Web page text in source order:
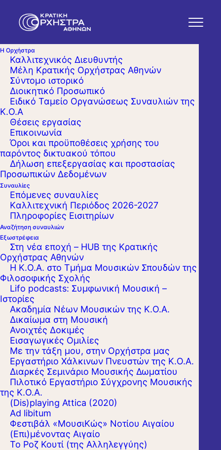
Η Ορχήστρα
Καλλιτεχνικός Διευθυντής
Μέλη Κρατικής Ορχήστρας Αθηνών
Σύντομο ιστορικό
Διοικητικό Προσωπικό
Ειδικό Ταμείο Οργανώσεως Συναυλιών της
Κ.Ο.Α
Θέσεις εργασίας
Επικοινωνία
Όροι και προϋποθέσεις χρήσης του
παρόντος δικτυακού τόπου
Δήλωση επεξεργασίας και προστασίας
Προσωπικών Δεδομένων
Συναυλίες
Επόμενες συναυλίες
Kαλλιτεχνική Περιόδος 2026-2027
Πληροφορίες Εισιτηρίων
Αναζήτηση συναυλιών
Εξωστρέφεια
Στη νέα εποχή – HUB της Κρατικής
Ορχήστρας Αθηνών
Η Κ.Ο.Α. στο Τμήμα Μουσικών Σπουδών της
Φιλοσοφικής Σχολής
Lifo podcasts: Συμφωνική Μουσική –
Ιστορίες
Ακαδημία Νέων Μουσικών της Κ.Ο.Α.
Δικαίωμα στη Μουσική
Ανοιχτές Δοκιμές
Εισαγωγικές Ομιλίες
Με την τάξη μου, στην Ορχήστρα μας
Εργαστήριo Χάλκινων Πνευστών της Κ.Ο.Α.
Διαρκές Σεμινάριο Μουσικής Δωματίου
Πιλοτικό Εργαστήριο Σύγχρονης Μουσικής
της Κ.Ο.Α.
(Dis)playing Attica (2020)
Ad libitum
Φεστιβάλ «ΜουσιΚώς» Νοτίου Αιγαίου
(Επι)μένοντας Αιγαίο
Το Ροζ Κουτί (της Αλληλεγγύης)